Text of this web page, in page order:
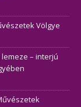
Völgye
– interjú